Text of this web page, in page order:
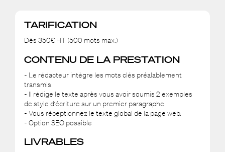
TARIFICATION
Dès 350€ HT (500 mots max.)
CONTENU DE LA PRESTATION
- Le rédacteur intègre les mots clés préalablement
transmis.
- Il rédige le texte après vous avoir soumis 2 exemples
de style d’écriture sur un premier paragraphe.
- Vous réceptionnez le texte global de la page web.
- Option SEO possible
LIVRABLES